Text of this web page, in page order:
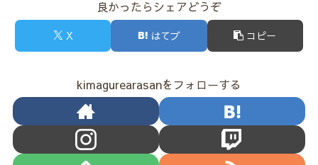
良かったらシェアどうぞ
X はてブ コピー
kimagurearasanをフォローする